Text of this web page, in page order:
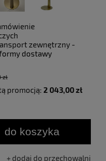
zewnętrzny -
dostawy
zł
promocją: 2 043,00 zł
cena od
w
do koszyka
dodaj do przechowalni